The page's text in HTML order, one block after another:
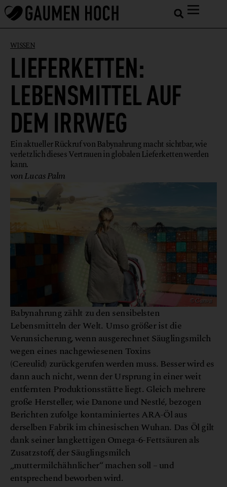
WISSEN
LIEFERKETTEN:
LEBENSMITTEL AUF
DEM IRRWEG
Ein aktueller Rückruf von Babynahrung macht sichtbar, wie
verletzlich dieses Vertrauen in globalen Lieferketten werden
kann.
von Lucas Palm
© Canva
Babynahrung zählt zu den sensibelsten
Lebensmitteln der Welt. Umso größer ist die
Verunsicherung, wenn ausgerechnet Säuglingsmilch
wegen eines nachgewiesenen Toxins
(Cereulid) zurückgerufen werden muss. Besser wird es
dann auch nicht, wenn der Ursprung in einer weit
entfernten Produktionsstätte liegt. Gleich mehrere
große Hersteller, wie Danone und Nestlé, bezogen
Berichten zufolge kontaminiertes ARA-Öl aus
derselben Fabrik im chinesischen Wuhan. Das Öl gilt
dank seiner langkettigen Omega-6-Fettsäuren als
Zusatzstoff, der Säuglingsmilch
„muttermilchähnlicher“ machen soll – und
entsprechend beworben wird.